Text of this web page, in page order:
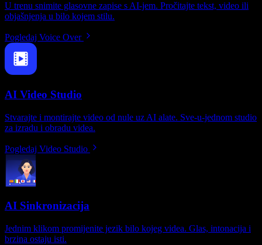
U trenu snimite glasovne zapise s AI-jem. Pročitajte tekst, video ili
objašnjenja u bilo kojem stilu.
Pogledaj Voice Over
AI Video Studio
Stvarajte i montirajte video od nule uz AI alate. Sve-u-jednom studio
za izradu i obradu videa.
Pogledaj Video Studio
AI Sinkronizacija
Jednim klikom promijenite jezik bilo kojeg videa. Glas, intonacija i
brzina ostaju isti.